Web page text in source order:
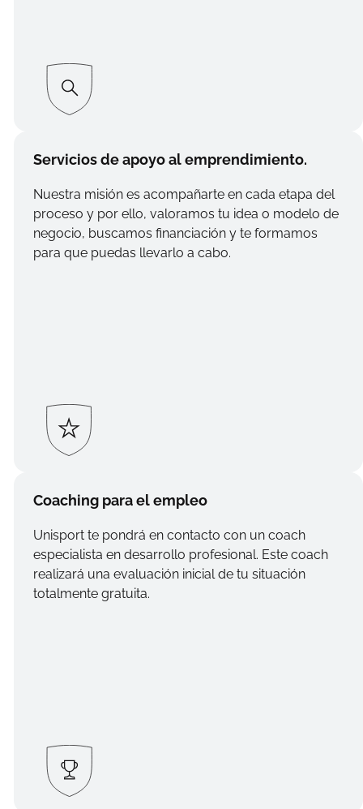
Servicios de apoyo al emprendimiento.
Nuestra misión es acompañarte en cada etapa del
proceso y por ello, valoramos tu idea o modelo de
negocio, buscamos financiación y te formamos
para que puedas llevarlo a cabo.
Coaching para el empleo
Unisport te pondrá en contacto con un coach
especialista en desarrollo profesional. Este coach
realizará una evaluación inicial de tu situación
totalmente gratuita.